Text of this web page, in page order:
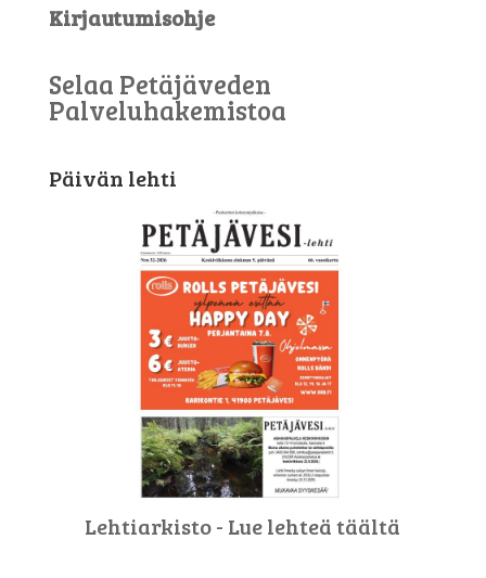
Kirjautumisohje
Selaa Petäjäveden
Palveluhakemistoa
Päivän lehti
Lehtiarkisto - Lue lehteä täältä